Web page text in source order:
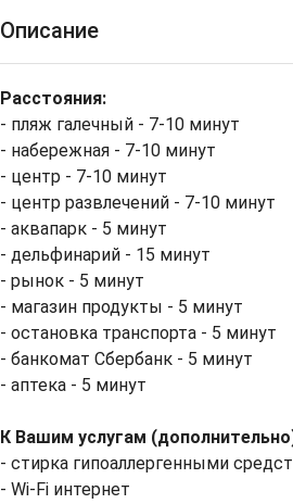
Описание
Расстояния:
- пляж галечный - 7-10 минут
- набережная - 7-10 минут
- центр - 7-10 минут
- центр развлечений - 7-10 минут
- аквапарк - 5 минут
- дельфинарий - 15 минут
- рынок - 5 минут
- магазин продукты - 5 минут
- остановка транспорта - 5 минут
- банкомат Сбербанк - 5 минут
- аптека - 5 минут
К Вашим услугам
- стирка гипоаллергенными
- Wi-Fi интернет